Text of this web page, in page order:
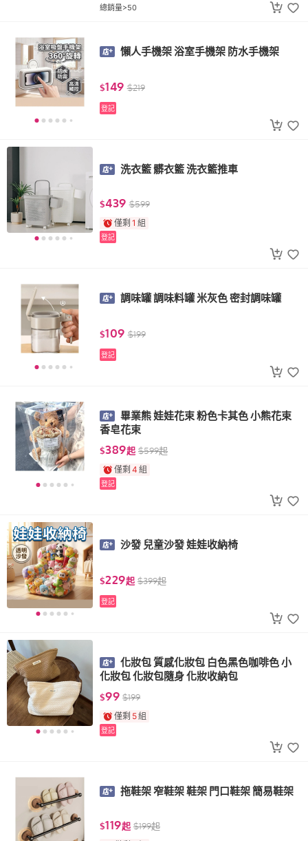
總銷量>50
懶人手機架 浴室手機架 防水手機架
$149 $219
登記
洗衣籃 髒衣籃 洗衣籃推車
$439 $599
僅剩 1 組
登記
調味罐 調味料罐 米灰色 密封調味罐
$109 $199
登記
畢業熊 娃娃花束 粉色卡其色 小熊花束
香皂花束
$389起 $599起
僅剩 4 組
登記
沙發 兒童沙發 娃娃收納椅
$229起 $399起
登記
化妝包 質感化妝包 白色黑色咖啡色 小
化妝包 化妝包隨身 化妝收納包
$99 $199
僅剩 5組
登記
拖鞋架 窄鞋架 鞋架 門口鞋架 簡易鞋架
$119起 $199起